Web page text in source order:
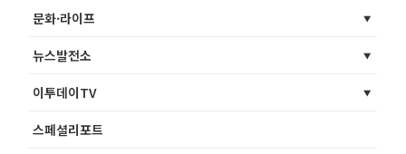
문화·라이프
뉴스발전소
이투데이TV
스페셜리포트